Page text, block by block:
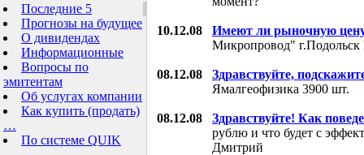
Последние 5
Прогнозы на будущее
О дивидендах
Информационные
Вопросы по
эмитентам
Об услугах компании
Как купить (продать)
…
По системе QUIK
10.12.08
Имеют ли рыночную
Микропровод"
08.12.08
Здравствуйте,
Ямалгеофизика 3900 шт.
08.12.08
Здравствуйте! Как
рублю и что будет с
Дмитрий